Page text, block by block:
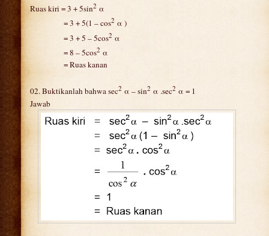
Ruas kiri = 3 + 5sin2 α
= 3 + 5(1 – cos2 α )
= 3 + 5 – 5cos2 α
= 8 – 5cos2 α
= Ruas kanan
02. Buktikanlah bahwa sec2 α – sin2 α .sec2 α = 1
Jawab